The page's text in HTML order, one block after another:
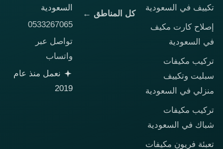
تكييف في السعودية
إصلاح كارت مكيف
في السعودية
تركيب مكيفات
سبليت وتكييف
منزلي في السعودية
تركيب مكيفات
شباك في السعودية
تعبئة فريون مكيفات
كل المناطق ←
السعودية
0533267065
تواصل عبر
واتساب
نعمل منذ عام
2019